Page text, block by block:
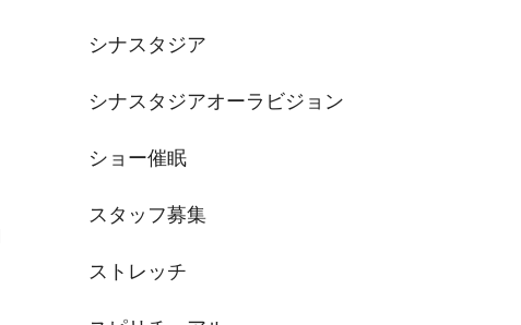
シナスタジア
シナスタジアオーラビジョン
ショー催眠
スタッフ募集
ストレッチ